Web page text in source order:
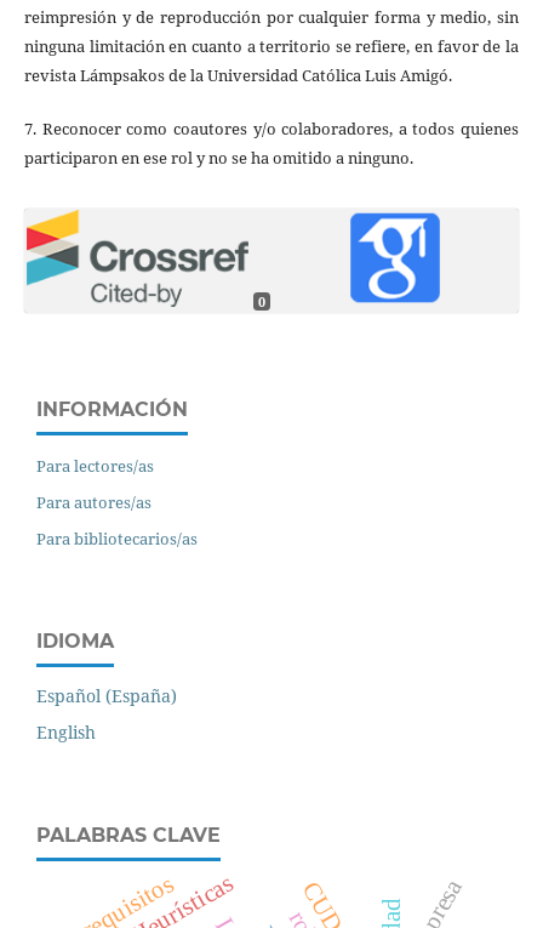
reimpresión y de reproducción por cualquier forma y medio, sin
ninguna limitación en cuanto a territorio se refiere, en favor de la
revista Lámpsakos de la Universidad Católica Luis Amigó.
7. Reconocer como coautores y/o colaboradores, a todos quienes
participaron en ese rol y no se ha omitido a ninguno.
0
INFORMACIÓN
Para lectores/as
Para autores/as
Para bibliotecarios/as
IDIOMA
Español (España)
English
PALABRAS CLAVE
requisitos